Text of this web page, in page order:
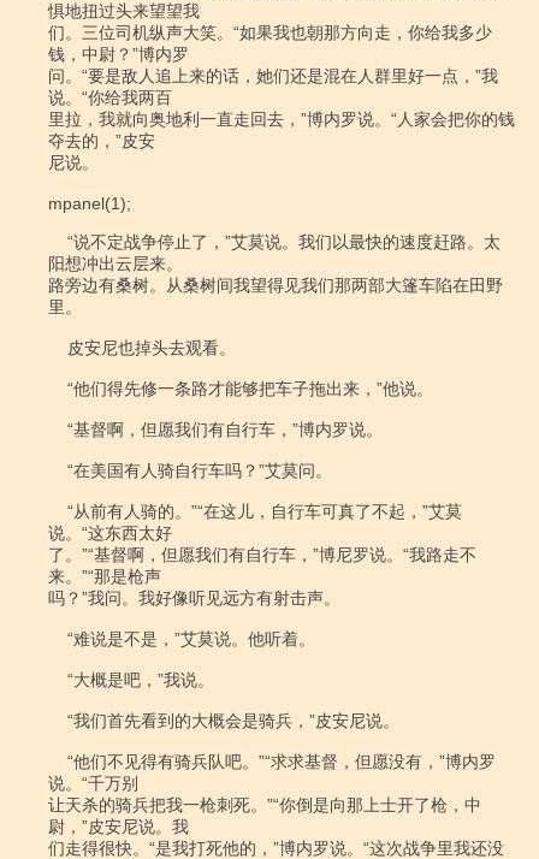
惧地扭过头来望望我
们。三位司机纵声大笑。“如果我也朝那方向走，你给我多少
钱，中尉？”博内罗
问。“要是敌人追上来的话，她们还是混在人群里好一点，”我
说。“你给我两百
里拉，我就向奥地利一直走回去，”博内罗说。“人家会把你的钱
夺去的，”皮安
尼说。
mpanel(1);
阳想冲出云层来。
路旁边有桑树。从桑树间我望得见我们那两部大篷车陷在田野
里。
说。“这东西太好
了。”“基督啊，但愿我们有自行车，”博尼罗说。“我路走不
来。”“那是枪声
吗？”我问。我好像听见远方有射击声。
说。“千万别
让天杀的骑兵把我一枪刺死。”“你倒是向那上士开了枪，中
尉，”皮安尼说。我
们走得很快。“是我打死他的，”博内罗说。“这次战争里我还没